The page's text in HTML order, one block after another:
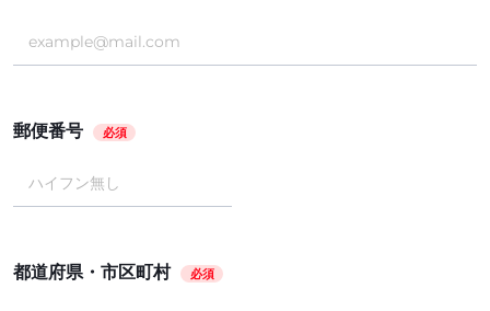
郵便番号 必須
都道府県・市区町村 必須